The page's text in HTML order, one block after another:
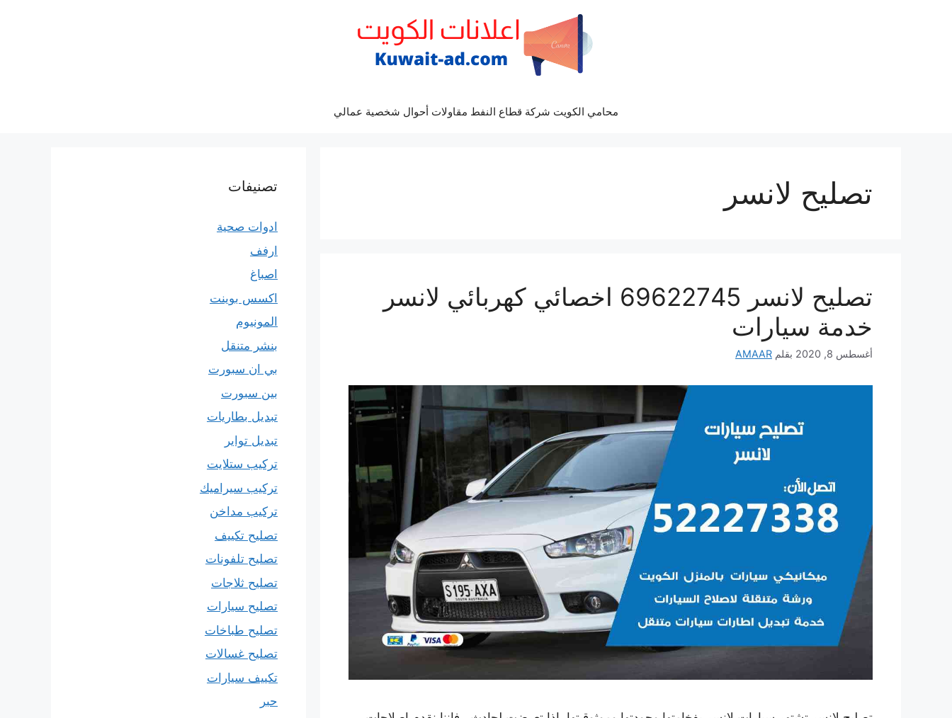
محامي الكويت شركة قطاع النفط مقاولات أحوال شخصية عمالي
تصليح لانسر
تصليح لانسر 69622745 اخصائي كهربائي لانسر
خدمة سيارات
أغسطس 8, 2020 بقلم AMAAR
تصنيفات
ادوات صحية
ارفف
اصباغ
اكسس بوينت
المونيوم
بنشر متنقل
بي ان سبورت
بين سبورت
تبديل بطاريات
تبديل تواير
تركيب ستلايت
تركيب سيراميك
تركيب مداخن
تصليح تكييف
تصليح تلفونات
تصليح ثلاجات
تصليح سيارات
تصليح طباخات
تصليح غسالات
تكييف سيارات
حبر